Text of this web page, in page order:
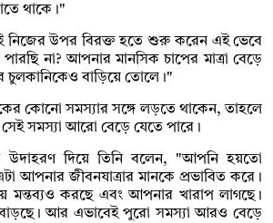
থাকে।"
নিজের উপর বিরক্ত হতে শুরু করেন এই ভেবে
না? আপনার মানসিক চাপের মাত্রা বেড়ে
চুলকানিকেও বাড়িয়ে তোলে।"
কোনো সমস্যার সঙ্গে লড়তে থাকেন, তাহলে
সমস্যা আরো বেড়ে যেতে পারে।
উদাহরণ দিয়ে তিনি বলেন, "আপনি হয়তো
আপনার জীবনযাত্রার মানকে প্রভাবিত করে।
মন্তব্যও করছে এবং আপনার খারাপ লাগছে।
আর এভাবেই পুরো সমস্যা আরও বেড়ে